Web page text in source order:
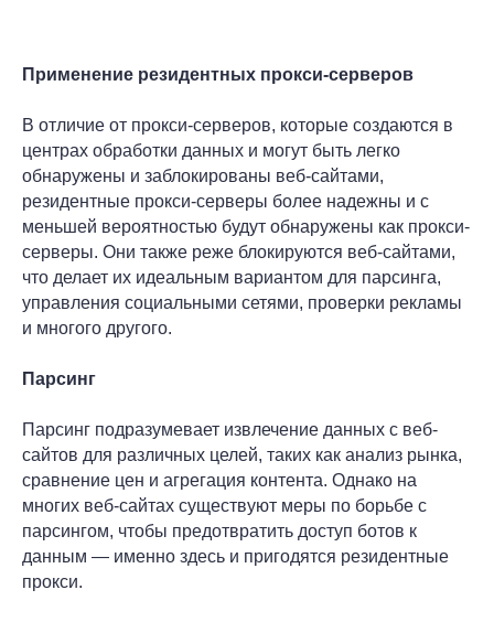
Применение резидентных прокси-серверов
В отличие от прокси-серверов, которые создаются в
центрах обработки данных и могут быть легко
обнаружены и заблокированы веб-сайтами,
резидентные прокси-серверы более надежны и с
меньшей вероятностью будут обнаружены как прокси-
серверы. Они также реже блокируются веб-сайтами,
что делает их идеальным вариантом для парсинга,
управления социальными сетями, проверки рекламы
и многого другого.
Парсинг
Парсинг подразумевает извлечение данных с веб-
сайтов для различных целей, таких как анализ рынка,
сравнение цен и агрегация контента. Однако на
многих веб-сайтах существуют меры по борьбе с
парсингом, чтобы предотвратить доступ ботов к
данным — именно здесь и пригодятся резидентные
прокси.